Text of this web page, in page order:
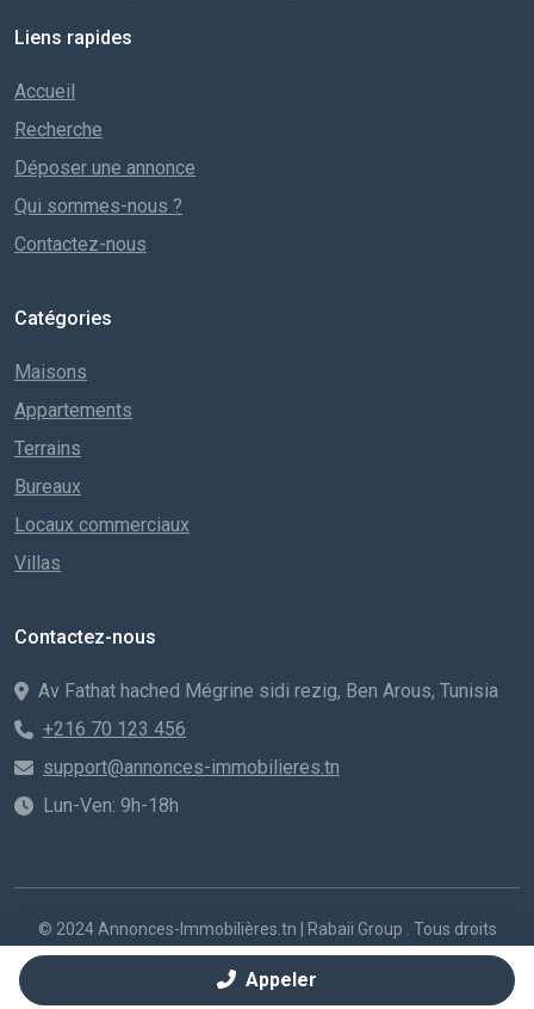
Appeler
Liens rapides
Accueil
Recherche
Déposer une annonce
Qui sommes-nous ?
Contactez-nous
Catégories
Maisons
Appartements
Terrains
Bureaux
Locaux commerciaux
Villas
Contactez-nous
Av Fathat hached Mégrine sidi rezig, Ben Arous, Tunisia
+216 70 123 456
support@annonces-immobilieres.tn
Lun-Ven: 9h-18h
© 2024 Annonces-Immobilières.tn | Rabaii Group . Tous droits
réservés. Créé parAhmed Rabaii |Voitures d'occasion en Tunisie
Conditions d'utilisation
Politique de confidentialité